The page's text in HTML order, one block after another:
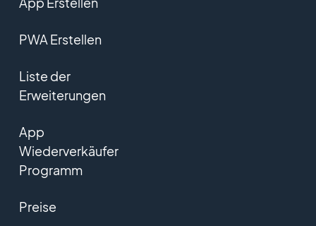
PWA Erstellen
Liste der
Erweiterungen
App
Wiederverkäufer
Programm
Preise